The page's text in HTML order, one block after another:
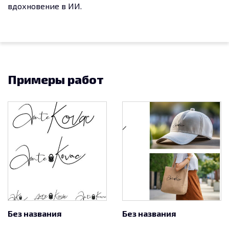
вдохновение в ИИ.
Примеры работ
Без названия Без названия